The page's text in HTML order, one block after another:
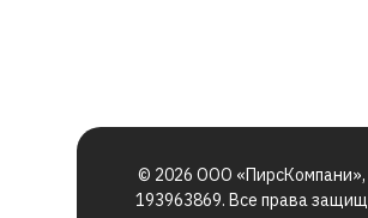
© 2026 ООО
193963869. Все права